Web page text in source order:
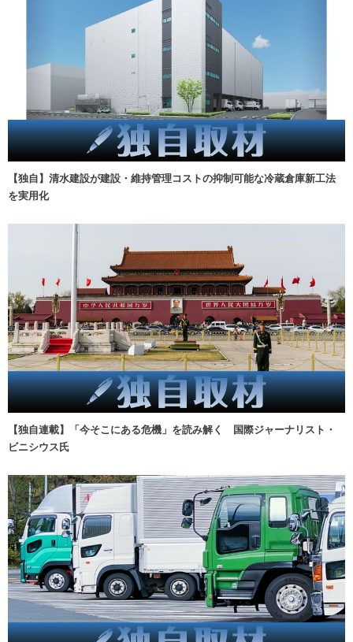
【独自】清水建設が建設・維持管理コストの抑制可能な冷蔵倉庫新工法
を実用化
【独自連載】「今そこにある危機」を読み解く 国際ジャーナリスト・
ビニシウス氏